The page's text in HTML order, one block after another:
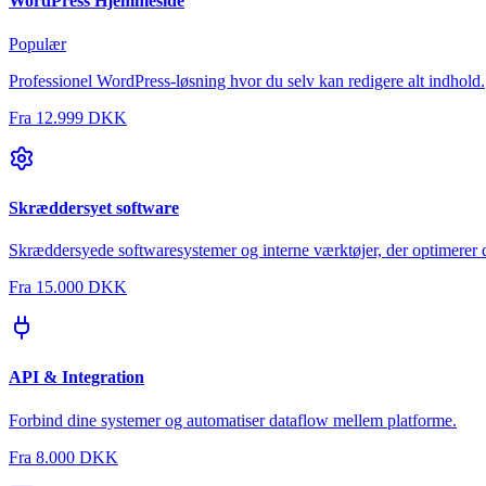
Populær
Professionel WordPress-løsning hvor du selv kan redigere alt indhold.
Fra 12.999 DKK
Skræddersyet software
Skræddersyede softwaresystemer og interne værktøjer, der optimerer
Fra 15.000 DKK
API & Integration
Forbind dine systemer og automatiser dataflow mellem platforme.
Fra 8.000 DKK